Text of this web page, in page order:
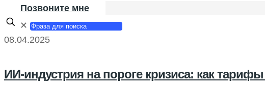
Позвоните мне
✕
08.04.2025
ИИ-индустрия на пороге кризиса: как